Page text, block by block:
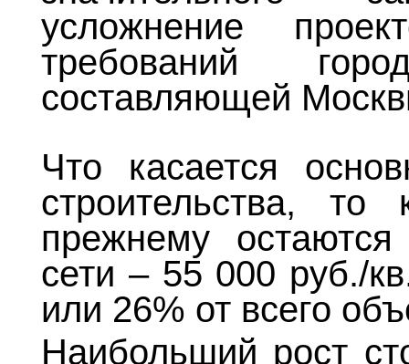
усложнение
требований
составляющей
Что касается
строительства, то
прежнему
сети – 55 000 руб./
или 26% от всего
Наибольший рост